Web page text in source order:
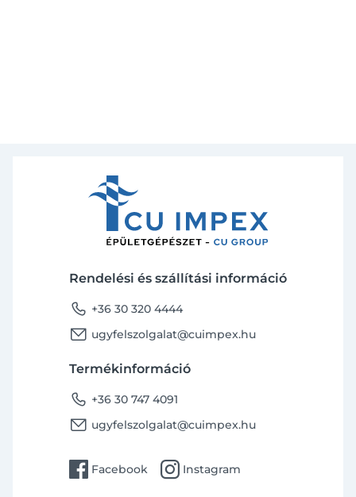
Rendelési és szállítási információ
phone +36 30 320 4444
email ugyfelszolgalat@cuimpex.hu
Termékinformáció
phone +36 30 747 4091
email ugyfelszolgalat@cuimpex.hu
facebook Facebook instagram Instagram